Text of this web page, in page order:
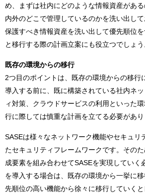
め、まずは社内にどのような情報資産があ
内外のどこで管理しているのかを洗い出して
保護すべき情報資産を洗い出して優先順位
と移行する際の計画立案にも役立つでしょう
既存の環境からの移行
2つ目のポイントは、既存の環境からの移行
導入する前に、既に構築されている社内ネ
ィ対策、クラウドサービスの利用といった
行に際しては慎重な計画を立てる必要があり
SASEは様々なネットワーク機能やセキュリ
たセキュリティフレームワークです。その
成要素を組み合わせてSASEを実現していく
を導入する場合は、既存の環境から一挙に
先順位の高い機能から徐々に移行していくと